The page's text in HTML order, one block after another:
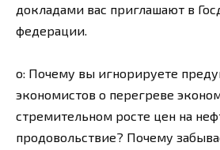
докладами вас приглашают в
федерации.
о: Почему вы игнорируете
экономистов о перегреве
стремительном росте цен на
продовольствие? Почему